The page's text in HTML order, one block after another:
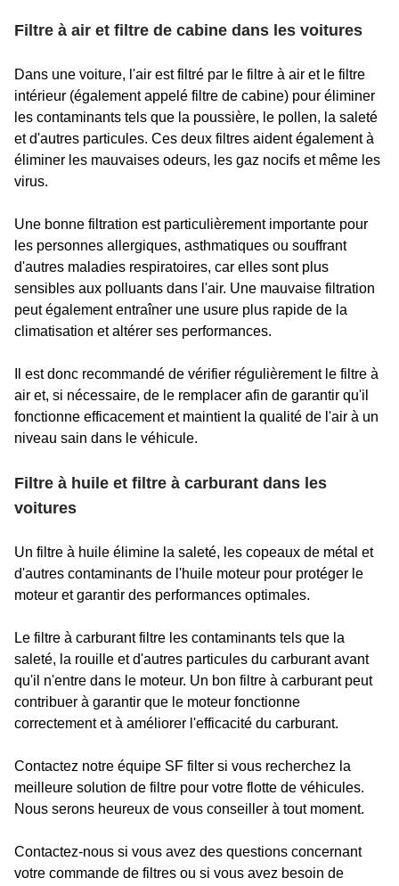
Filtre à air et filtre de cabine dans les voitures
Dans une voiture, l'air est filtré par le filtre à air et le filtre
intérieur (également appelé filtre de cabine) pour éliminer
les contaminants tels que la poussière, le pollen, la saleté
et d'autres particules. Ces deux filtres aident également à
éliminer les mauvaises odeurs, les gaz nocifs et même les
virus.
Une bonne filtration est particulièrement importante pour
les personnes allergiques, asthmatiques ou souffrant
d'autres maladies respiratoires, car elles sont plus
sensibles aux polluants dans l'air. Une mauvaise filtration
peut également entraîner une usure plus rapide de la
climatisation et altérer ses performances.
Il est donc recommandé de vérifier régulièrement le filtre à
air et, si nécessaire, de le remplacer afin de garantir qu'il
fonctionne efficacement et maintient la qualité de l'air à un
niveau sain dans le véhicule.
Filtre à huile et filtre à carburant dans les
voitures
Un filtre à huile élimine la saleté, les copeaux de métal et
d'autres contaminants de l'huile moteur pour protéger le
moteur et garantir des performances optimales.
Le filtre à carburant filtre les contaminants tels que la
saleté, la rouille et d'autres particules du carburant avant
qu'il n'entre dans le moteur. Un bon filtre à carburant peut
contribuer à garantir que le moteur fonctionne
correctement et à améliorer l'efficacité du carburant.
Contactez notre équipe SF filter si vous recherchez la
meilleure solution de filtre pour votre flotte de véhicules.
Nous serons heureux de vous conseiller à tout moment.
Contactez-nous si vous avez des questions concernant
votre commande de filtres ou si vous avez besoin de